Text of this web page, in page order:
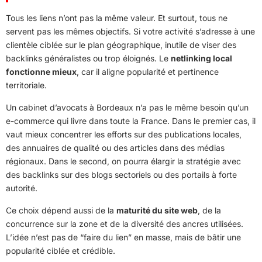
Tous les liens n’ont pas la même valeur. Et surtout, tous ne
servent pas les mêmes objectifs. Si votre activité s’adresse à une
clientèle ciblée sur le plan géographique, inutile de viser des
backlinks généralistes ou trop éloignés. Le netlinking local
fonctionne mieux, car il aligne popularité et pertinence
territoriale.
Un cabinet d’avocats à Bordeaux n’a pas le même besoin qu’un
e-commerce qui livre dans toute la France. Dans le premier cas, il
vaut mieux concentrer les efforts sur des publications locales,
des annuaires de qualité ou des articles dans des médias
régionaux. Dans le second, on pourra élargir la stratégie avec
des backlinks sur des blogs sectoriels ou des portails à forte
autorité.
Ce choix dépend aussi de la maturité du site web, de la
concurrence sur la zone et de la diversité des ancres utilisées.
L’idée n’est pas de “faire du lien” en masse, mais de bâtir une
popularité ciblée et crédible.